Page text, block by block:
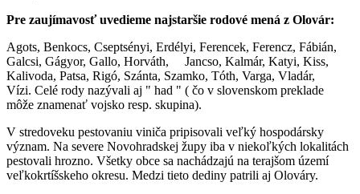
Pre zaujímavosť uvedieme najstaršie rodové mená z Olovár:
Agots, Benkocs, Cseptsényi, Erdélyi, Ferencek, Ferencz, Fábián,
Galcsi, Gágyor, Gallo, Horváth, Jancso, Kalmár, Katyi, Kiss,
Kalivoda, Patsa, Rigó, Szánta, Szamko, Tóth, Varga, Vladár,
Vízi. Celé rody nazývali aj " had " ( čo v slovenskom preklade
môže znamenať vojsko resp. skupina).
V stredoveku pestovaniu viniča pripisovali veľký hospodársky
význam. Na severe Novohradskej župy iba v niekoľkých lokalitách
pestovali hrozno. Všetky obce sa nachádzajú na terajšom území
veľkokrtíšskeho okresu. Medzi tieto dediny patrili aj Olováry.